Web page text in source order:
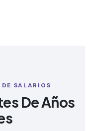
SALARIOS
De Años